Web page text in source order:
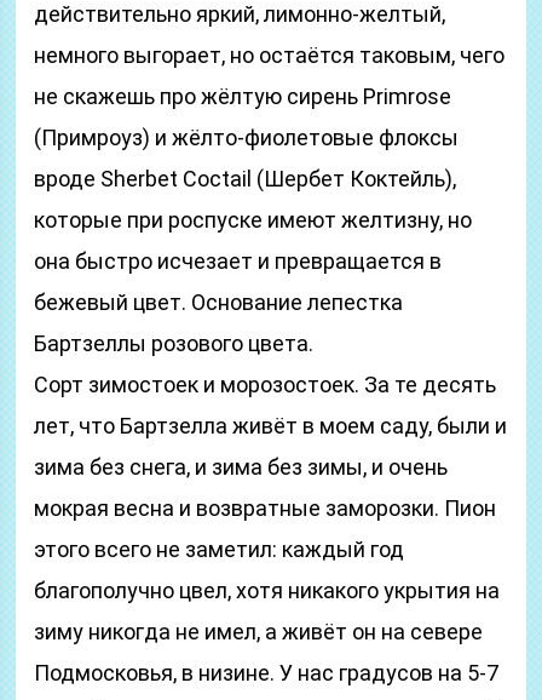
действительно яркий, лимонно-желтый,
немного выгорает, но остаётся таковым, чего
не скажешь про жёлтую сирень Primrose
(Примроуз) и жёлто-фиолетовые флоксы
вроде Sherbet Coctail (Шербет Коктейль),
которые при роспуске имеют желтизну, но
она быстро исчезает и превращается в
бежевый цвет. Основание лепестка
Бартзеллы розового цвета.
Сорт зимостоек и морозостоек. За те десять
лет, что Бартзелла живёт в моем саду, были и
зима без снега, и зима без зимы, и очень
мокрая весна и возвратные заморозки. Пион
этого всего не заметил: каждый год
благополучно цвел, хотя никакого укрытия на
зиму никогда не имел, а живёт он на севере
Подмосковья, в низине. У нас градусов на 5-7